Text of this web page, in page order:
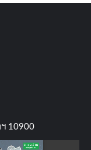
10900